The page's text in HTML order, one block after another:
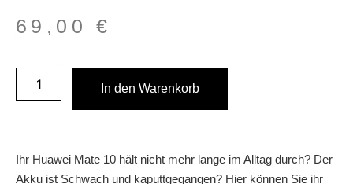
69,00€
In den Warenkorb
Ihr Huawei Mate 10 hält nicht mehr lange im Alltag durch? Der
Akku ist Schwach und kaputtgegangen? Hier können Sie ihr